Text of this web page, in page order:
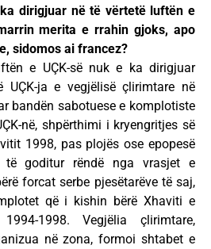
ka dirigjuar në të vërtetë luftën e
merita e rrahin gjoks, apo
sidomos ai francez?
e UÇK-së nuk e ka dirigjuar
UÇK-ja e vegjëlisë çlirimtare në
bandën sabotuese e komplotiste
në, shpërthimi i kryengritjes së
1998, pas plojës ose epopesë
të goditur rëndë nga vrasjet e
forcat serbe pjesëtarëve të saj,
që i kishin bërë Xhaviti e
1998. Vegjëlia çlirimtare,
në zona, formoi shtabet e